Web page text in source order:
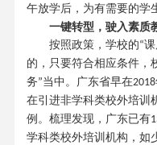
午放学后，为有需要的学
一键转型，驶入素质
按照政策，学校的“
的 ， 只要符合相应条件，
务”当中。广东省早在2018
在引进非学科类校外培训
例。梳理发现，广东已有
学科类校外培训机构，如